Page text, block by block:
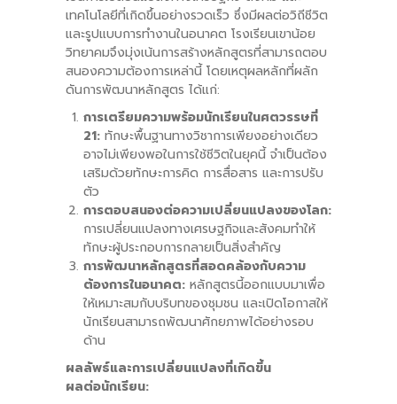
เทคโนโลยีที่เกิดขึ้นอย่างรวดเร็ว ซึ่งมีผลต่อวิถีชีวิต
และรูปแบบการทำงานในอนาคต โรงเรียนเขาน้อย
วิทยาคมจึงมุ่งเน้นการสร้างหลักสูตรที่สามารถตอบ
สนองความต้องการเหล่านี้ โดยเหตุผลหลักที่ผลัก
ดันการพัฒนาหลักสูตร ได้แก่:
การเตรียมความพร้อมนักเรียนในศตวรรษที่
21: ทักษะพื้นฐานทางวิชาการเพียงอย่างเดียว
อาจไม่เพียงพอในการใช้ชีวิตในยุคนี้ จำเป็นต้อง
เสริมด้วยทักษะการคิด การสื่อสาร และการปรับ
ตัว
การตอบสนองต่อความเปลี่ยนแปลงของโลก:
การเปลี่ยนแปลงทางเศรษฐกิจและสังคมทำให้
ทักษะผู้ประกอบการกลายเป็นสิ่งสำคัญ
การพัฒนาหลักสูตรที่สอดคล้องกับความ
ต้องการในอนาคต: หลักสูตรนี้ออกแบบมาเพื่อ
ให้เหมาะสมกับบริบทของชุมชน และเปิดโอกาสให้
นักเรียนสามารถพัฒนาศักยภาพได้อย่างรอบ
ด้าน
ผลลัพธ์และการเปลี่ยนแปลงที่เกิดขึ้น
ผลต่อนักเรียน: